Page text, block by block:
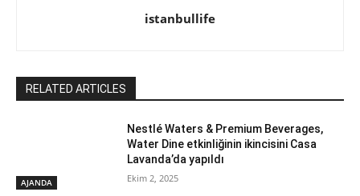
istanbullife
RELATED ARTICLES
AJANDA
Nestlé Waters & Premium Beverages,
Water Dine etkinliğinin ikincisini Casa
Lavanda’da yapıldı
Ekim 2, 2025